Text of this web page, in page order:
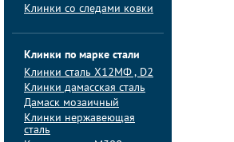
Клинки со следами ковки
Клинки по марке стали
Клинки сталь Х12МФ , D2
Клинки дамасская сталь
Дамаск мозаичный
Клинки нержавеющая
сталь